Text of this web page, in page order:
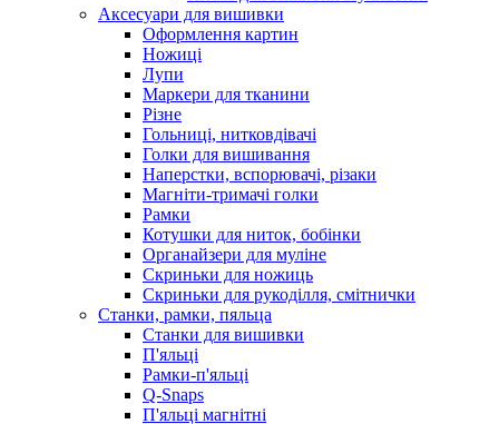
Аксесуари для вишивки
Оформлення картин
Ножиці
Лупи
Маркери для тканини
Різне
Гольниці, нитковдівачі
Голки для вишивання
Наперстки, вспорювачі, різаки
Магніти-тримачі голки
Рамки
Котушки для ниток, бобінки
Органайзери для муліне
Скриньки для ножиць
Скриньки для рукоділля, смітнички
Станки, рамки, пяльца
Станки для вишивки
П'яльці
Рамки-п'яльці
Q-Snaps
П'яльці магнітні